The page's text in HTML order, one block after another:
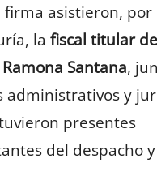
firma asistieron, por
la fiscal titular
Santana,
administrativos y
presentes
del despacho